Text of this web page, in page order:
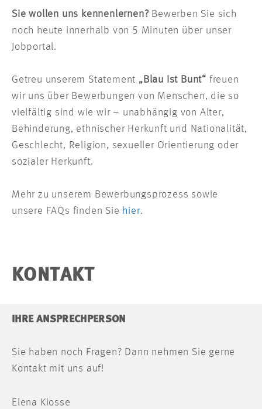
Sie wollen uns kennenlernen?Bewerben Sie sich
noch heute innerhalb von 5 Minuten über unser
Jobportal.
Getreu unserem Statement „Blau ist Bunt“ freuen
wir uns über Bewerbungen von Menschen, die so
vielfältig sind wie wir – unabhängig von Alter,
Behinderung, ethnischer Herkunft und Nationalität,
Geschlecht, Religion, sexueller Orientierung oder
sozialer Herkunft.
Mehr zu unserem Bewerbungsprozess sowie
unsere FAQs finden Sie hier.
KONTAKT
IHRE ANSPRECHPERSON
Sie haben noch Fragen? Dann nehmen Sie gerne
Kontakt mit uns auf!
Elena Kiosse